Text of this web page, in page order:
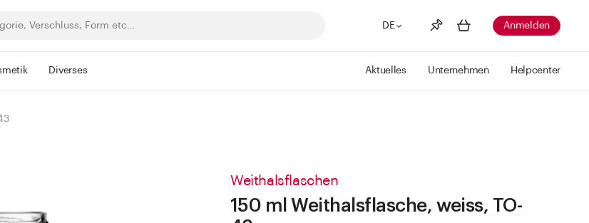
DE
Merkliste Mehr anzeigen
Anmelden
Diverses Aktuelles Unternehmen Helpcenter
Weithalsflaschen
150 ml Weithalsflasche, weiss, TO-